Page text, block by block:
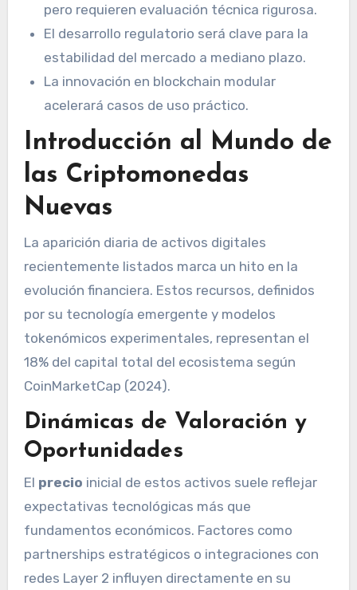
pero requieren evaluación técnica rigurosa.
El desarrollo regulatorio será clave para la
estabilidad del mercado a mediano plazo.
La innovación en blockchain modular
acelerará casos de uso práctico.
Introducción al Mundo de
las Criptomonedas
Nuevas
La aparición diaria de activos digitales
recientemente listados marca un hito en la
evolución financiera. Estos recursos, definidos
por su tecnología emergente y modelos
tokenómicos experimentales, representan el
18% del capital total del ecosistema según
CoinMarketCap (2024).
Dinámicas de Valoración y
Oportunidades
El precio inicial de estos activos suele reflejar
expectativas tecnológicas más que
fundamentos económicos. Factores como
partnerships estratégicos o integraciones con
redes Layer 2 influyen directamente en su